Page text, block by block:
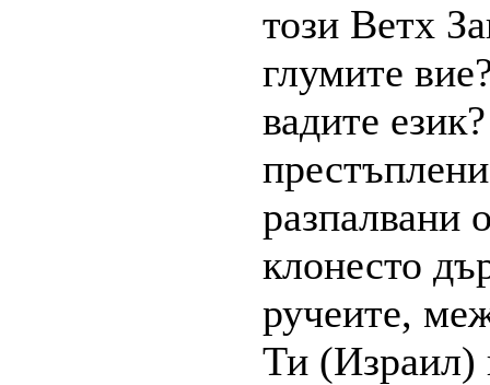
този Ветх
глумите
вадите
разпалвани
клонесто
ручеите,
Ти (Израил)